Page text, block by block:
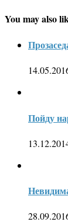
You may also
Пойду